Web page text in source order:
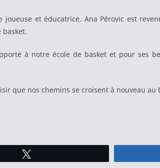
et éducatrice, Ana Pérovic est
basket.
à notre école de basket et pour ses
que nos chemins se croisent à nouveau au